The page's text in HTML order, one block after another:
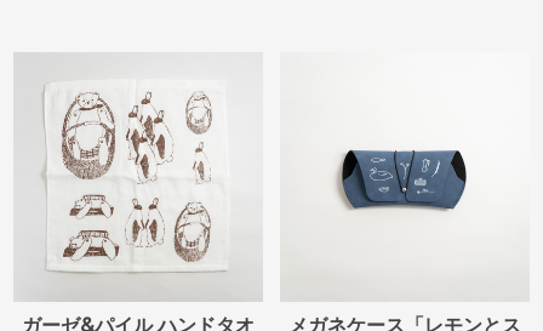
ガーゼ&パイル ハンドタオ
メガネケース「レモンとス